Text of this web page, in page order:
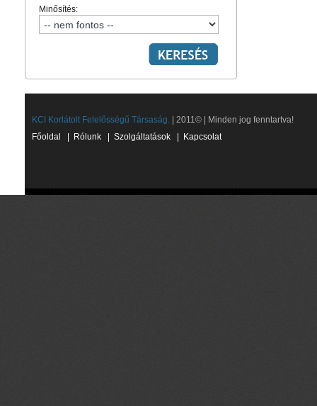
Minősítés:
KCI Korlátolt Felelősségű Társaság. | 2011© | Minden jog fenntartva!
Főoldal
Rólunk Szolgáltatások Kapcsolat